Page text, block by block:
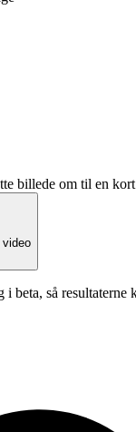
billede om til en
video
beta, så resultaterne